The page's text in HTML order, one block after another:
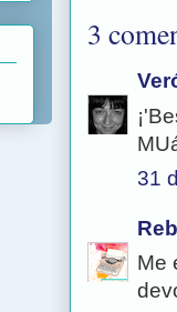
3
31
Me